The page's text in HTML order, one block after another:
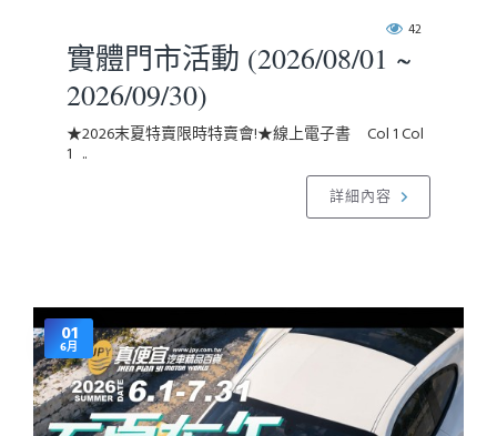
42
實體門市活動 (2026/08/01 ~
2026/09/30)
★2026末夏特賣限時特賣會!★線上電子書 Col 1 Col
1 ..
詳細內容
01
6月